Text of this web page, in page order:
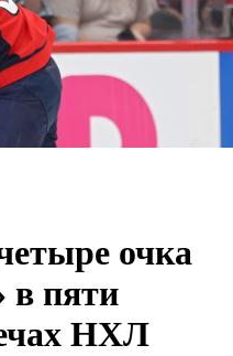
очка
в пяти
НХЛ